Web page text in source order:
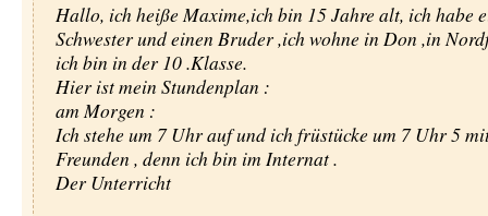
Hallo, ich heiße Maxime,ich bin 15 Jahre alt, ich habe
Schwester und einen Bruder ,ich wohne in Don ,in
ich bin in der 10 .Klasse.
Hier ist mein Stundenplan :
am Morgen :
Ich stehe um 7 Uhr auf und ich früstücke um 7 Uhr 5
Freunden , denn ich bin im Internat .
Der Unterricht